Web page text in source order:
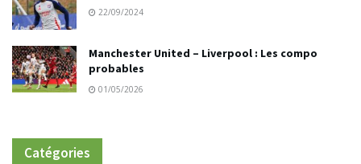
22/09/2024
Manchester United – Liverpool : Les compo
probables
01/05/2026
Catégories